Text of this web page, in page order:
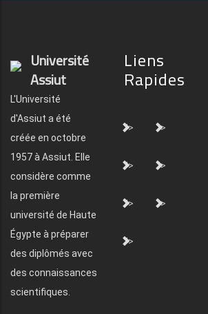
Université
Assiut
L'Université
d'Assiut a été
créée en octobre
1957 à Assiut. Elle
considère comme
la première
université de Haute
Égypte à préparer
des diplômés avec
des connaissances
scientifiques.
Liens
Rapides
"> ">
"> ">
"> ">
">